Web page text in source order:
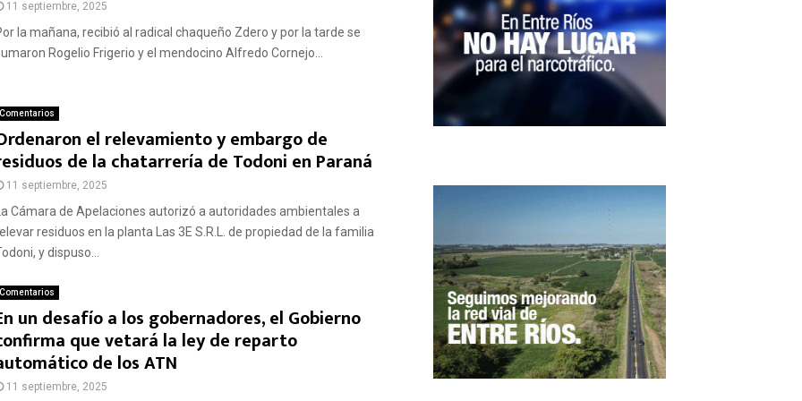
11 septiembre, 2025
la mañana, recibió al radical chaqueño Zdero y por la tarde se
Rogelio Frigerio y el mendocino Alfredo Cornejo...
Comentarios
el relevamiento y embargo de
de la chatarrería de Todoni en Paraná
11 septiembre, 2025
Cámara de Apelaciones autorizó a autoridades ambientales a
residuos en la planta Las 3E S.R.L. de propiedad de la familia
y dispuso...
Comentarios
un desafío a los gobernadores, el Gobierno
que vetará la ley de reparto
de los ATN
11 septiembre, 2025